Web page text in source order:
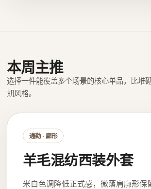
本周主推
选择一件能覆盖多个场景的核心单品，比堆
期风格。
通勤 · 廓形
羊毛混纺西装外套
米白色调降低正式感，微落肩廓形保